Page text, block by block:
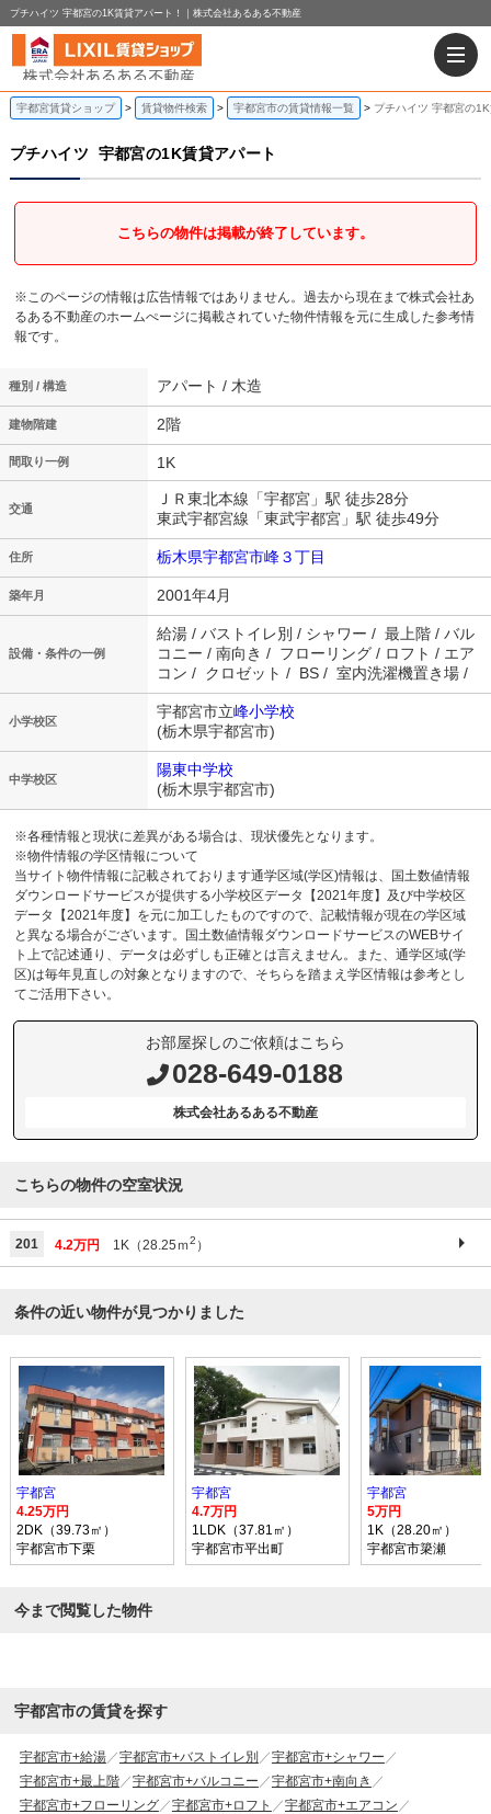
プチハイツ 宇都宮の1K賃貸アパート！｜株式会社あるある不動産
宇都宮賃貸ショップ 賃貸物件検索 宇都宮市の賃貸情報一覧 プチハイツ 宇都宮の
プチハイツ 宇都宮の1K賃貸アパート
こちらの物件は掲載が終了しています。
※このページの情報は広告情報ではありません。過去から現在まで株式会社あ
るある不動産のホームぺージに掲載されていた物件情報を元に生成した参考情
報です。
種別 / 構造 アパート / 木造
建物階建 2階
間取り一例 1K
交通
ＪＲ東北本線「宇都宮」駅 徒歩28分
東武宇都宮線「東武宇都宮」駅 徒歩49分
住所 栃木県宇都宮市峰３丁目
築年月 2001年4月
設備・条件の一例
給湯 / バストイレ別 / シャワー / 最上階 / バル
コニー / 南向き / フローリング / ロフト / エア
コン / クロゼット / BS / 室内洗濯機置き場 /
小学校区
宇都宮市立峰小学校
(栃木県宇都宮市)
中学校区
陽東中学校
(栃木県宇都宮市)
※各種情報と現状に差異がある場合は、現状優先となります。
※物件情報の学区情報について
当サイト物件情報に記載されております通学区域(学区)情報は、国土数値情報
ダウンロードサービスが提供する小学校区データ【2021年度】及び中学校区
データ【2021年度】を元に加工したものですので、記載情報が現在の学区域
と異なる場合がございます。国土数値情報ダウンロードサービスのWEBサイ
ト上で記述通り、データは必ずしも正確とは言えません。また、通学区域(学
区)は毎年見直しの対象となりますので、そちらを踏まえ学区情報は参考とし
てご活用下さい。
お部屋探しのご依頼はこちら
028-649-0188
株式会社あるある不動産
こちらの物件の空室状況
201 4.2万円 1K（28.25ｍ2 ）
条件の近い物件が見つかりました
宇都宮
4.25万円
2DK（39.73㎡）
宇都宮市下栗
宇都宮
4.7万円
1LDK（37.81㎡）
宇都宮市平出町
宇都宮
5万円
1K（28.20㎡）
宇都宮市簗瀬
今まで閲覧した物件
宇都宮市の賃貸を探す
宇都宮市+給湯 宇都宮市+バストイレ別
宇都宮市+シャワー
宇都宮市+最上階
宇都宮市+バルコニー
宇都宮市+南向き
宇都宮市+フローリング
宇都宮市+ロフト
宇都宮市+エアコン